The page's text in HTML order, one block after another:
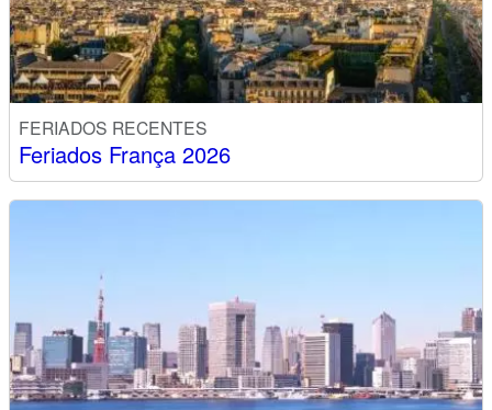
FERIADOS RECENTES
Feriados França 2026